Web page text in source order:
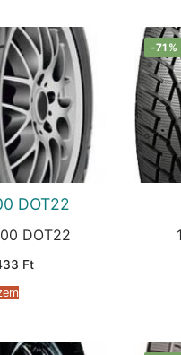
DOT22
DOT22
Ft.
FtCurrent
-71%